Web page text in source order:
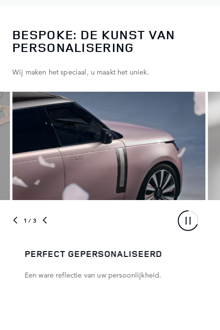
BESPOKE: DE KUNST VAN
PERSONALISERING
Wij maken het speciaal, u maakt het uniek.
1 / 3
PERFECT GEPERSONALISEERD
Een ware reflectie van uw persoonlijkheid.